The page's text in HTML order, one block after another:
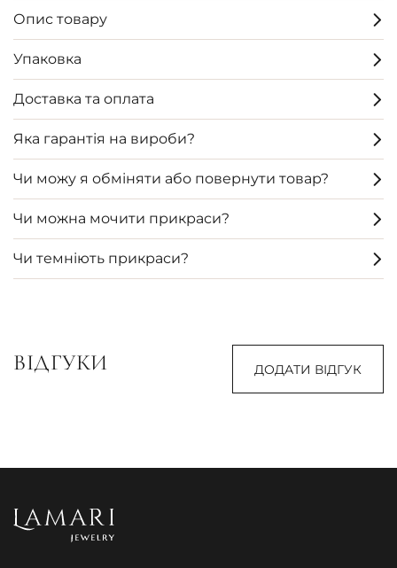
Опис товару
Упаковка
Доставка та оплата
Яка гарантія на вироби?
Чи можу я обміняти або повернути товар?
Чи можна мочити прикраси?
Чи темніють прикраси?
ВІДГУКИ ДОДАТИ ВІДГУК